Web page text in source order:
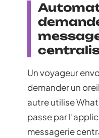
Un voyageur
demander un
autre utilise
passe par
messagerie